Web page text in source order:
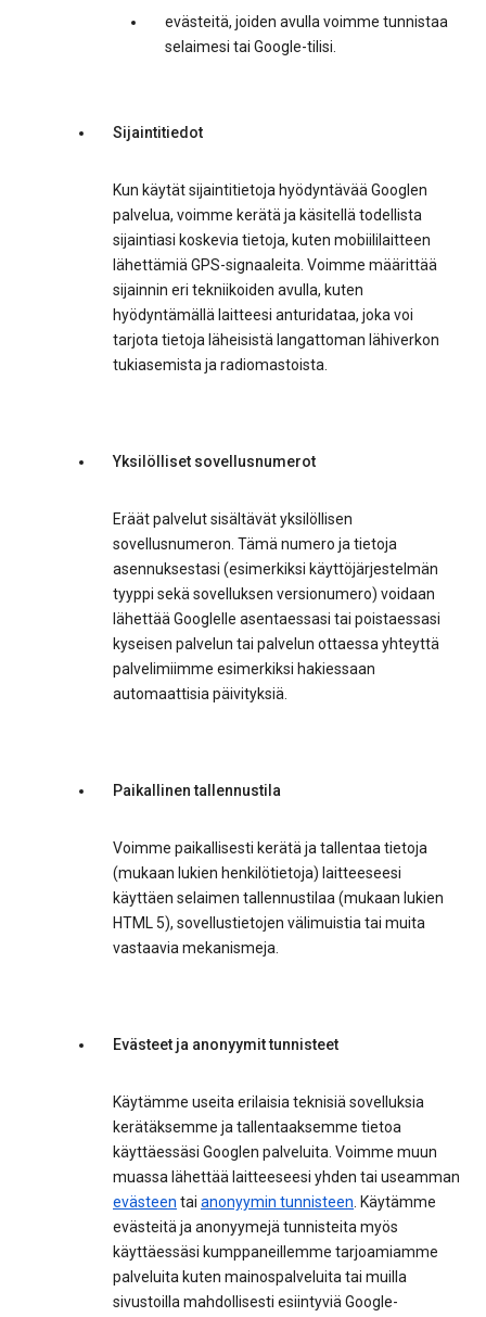
evästeitä, joiden avulla voimme tunnistaa
selaimesi tai Google-tilisi.
Sijaintitiedot
Kun käytät sijaintitietoja hyödyntävää Googlen
palvelua, voimme kerätä ja käsitellä todellista
sijaintiasi koskevia tietoja, kuten mobiililaitteen
lähettämiä GPS-signaaleita. Voimme määrittää
sijainnin eri tekniikoiden avulla, kuten
hyödyntämällä laitteesi anturidataa, joka voi
tarjota tietoja läheisistä langattoman lähiverkon
tukiasemista ja radiomastoista.
Yksilölliset sovellusnumerot
Eräät palvelut sisältävät yksilöllisen
sovellusnumeron. Tämä numero ja tietoja
asennuksestasi (esimerkiksi käyttöjärjestelmän
tyyppi sekä sovelluksen versionumero) voidaan
lähettää Googlelle asentaessasi tai poistaessasi
kyseisen palvelun tai palvelun ottaessa yhteyttä
palvelimiimme esimerkiksi hakiessaan
automaattisia päivityksiä.
Paikallinen tallennustila
Voimme paikallisesti kerätä ja tallentaa tietoja
(mukaan lukien henkilötietoja) laitteeseesi
käyttäen selaimen tallennustilaa (mukaan lukien
HTML 5), sovellustietojen välimuistia tai muita
vastaavia mekanismeja.
Evästeet ja anonyymit tunnisteet
Käytämme useita erilaisia teknisiä sovelluksia
kerätäksemme ja tallentaaksemme tietoa
käyttäessäsi Googlen palveluita. Voimme muun
muassa lähettää laitteeseesi yhden tai useamman
evästeen tai anonyymin tunnisteen. Käytämme
evästeitä ja anonyymejä tunnisteita myös
käyttäessäsi kumppaneillemme tarjoamiamme
palveluita kuten mainospalveluita tai muilla
sivustoilla mahdollisesti esiintyviä Google-